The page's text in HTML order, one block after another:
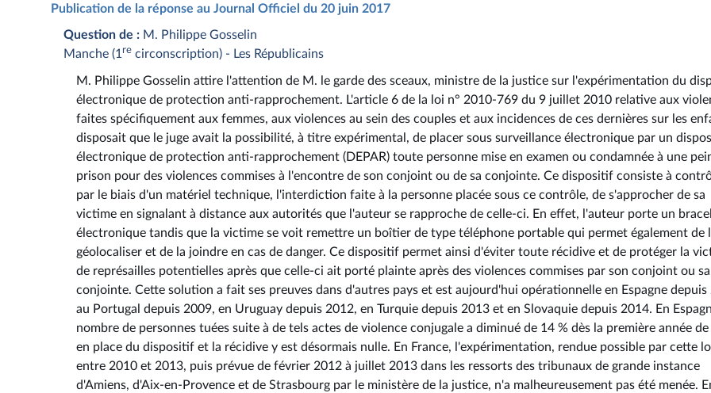
Publication de la réponse au Journal Officiel du 20 juin 2017
Question de : M. Philippe Gosselin
Manche (1 re circonscription) - Les Républicains
M. Philippe Gosselin attire l'attention de M. le garde des sceaux, ministre de la justice sur l'expérimentation du
électronique de protection anti-rapprochement. L'article 6 de la loi n° 2010-769 du 9 juillet 2010 relative aux
faites spécifiquement aux femmes, aux violences au sein des couples et aux incidences de ces dernières sur les
disposait que le juge avait la possibilité, à titre expérimental, de placer sous surveillance électronique par un
électronique de protection anti-rapprochement (DEPAR) toute personne mise en examen ou condamnée à une
prison pour des violences commises à l'encontre de son conjoint ou de sa conjointe. Ce dispositif consiste à
par le biais d'un matériel technique, l'interdiction faite à la personne placée sous ce contrôle, de s'approcher de sa
victime en signalant à distance aux autorités que l'auteur se rapproche de celle-ci. En effet, l'auteur porte un
électronique tandis que la victime se voit remettre un boîtier de type téléphone portable qui permet également de
géolocaliser et de la joindre en cas de danger. Ce dispositif permet ainsi d'éviter toute récidive et de protéger la
de représailles potentielles après que celle-ci ait porté plainte après des violences commises par son conjoint ou sa
conjointe. Cette solution a fait ses preuves dans d'autres pays et est aujourd'hui opérationnelle en Espagne depuis
au Portugal depuis 2009, en Uruguay depuis 2012, en Turquie depuis 2013 et en Slovaquie depuis 2014. En
nombre de personnes tuées suite à de tels actes de violence conjugale a diminué de 14 % dès la première année de
en place du dispositif et la récidive y est désormais nulle. En France, l'expérimentation, rendue possible par cette
entre 2010 et 2013, puis prévue de février 2012 à juillet 2013 dans les ressorts des tribunaux de grande instance
d'Amiens, d'Aix-en-Provence et de Strasbourg par le ministère de la justice, n'a malheureusement pas été menée.